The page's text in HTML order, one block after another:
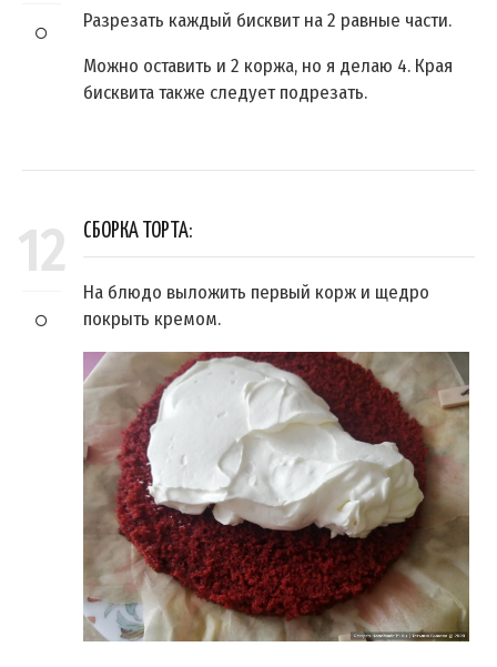
Разрезать каждый бисквит на 2 равные части.
Можно оставить и 2 коржа, но я делаю 4. Края
бисквита также следует подрезать.
12 СБОРКА ТОРТА:
На блюдо выложить первый корж и щедро
покрыть кремом.